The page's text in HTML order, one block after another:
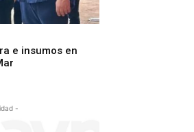
e insumos en
-